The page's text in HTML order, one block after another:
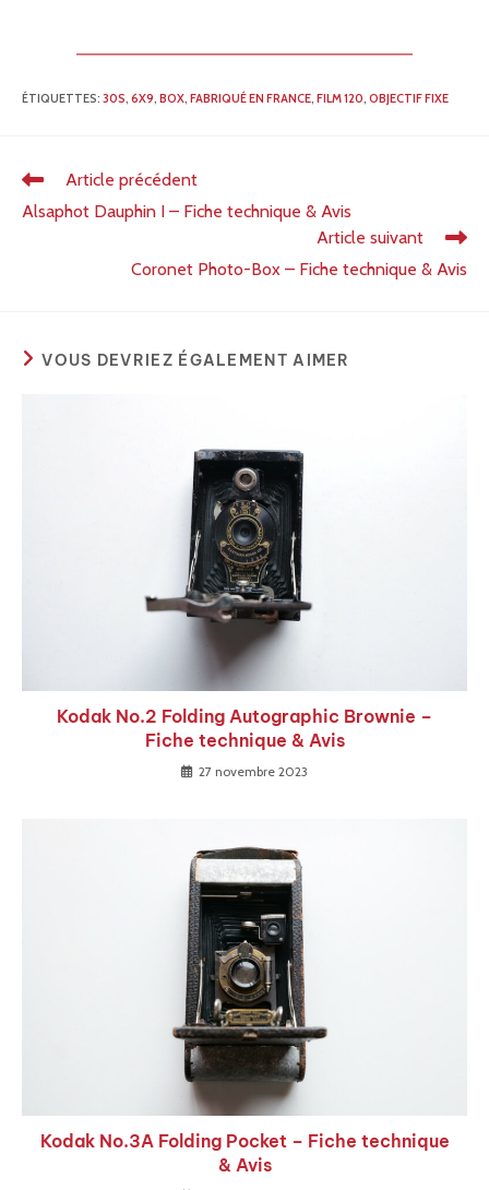
ÉTIQUETTES: 30S, 6X9, BOX, FABRIQUÉ EN FRANCE, FILM 120, OBJECTIF FIXE
Article précédent
Alsaphot Dauphin I – Fiche technique & Avis
Article suivant
Coronet Photo-Box – Fiche technique & Avis
VOUS DEVRIEZ ÉGALEMENT AIMER
Kodak No.2 Folding Autographic Brownie –
Fiche technique & Avis
27 novembre 2023
Kodak No.3A Folding Pocket – Fiche technique
& Avis